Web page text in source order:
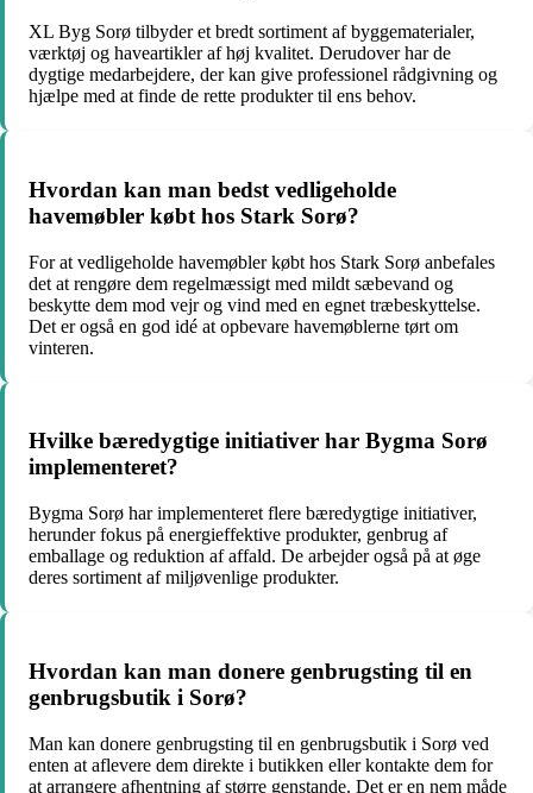
XL Byg Sorø tilbyder et bredt sortiment af byggematerialer,
værktøj og haveartikler af høj kvalitet. Derudover har de
dygtige medarbejdere, der kan give professionel rådgivning og
hjælpe med at finde de rette produkter til ens behov.
Hvordan kan man bedst vedligeholde
havemøbler købt hos Stark Sorø?
For at vedligeholde havemøbler købt hos Stark Sorø anbefales
det at rengøre dem regelmæssigt med mildt sæbevand og
beskytte dem mod vejr og vind med en egnet træbeskyttelse.
Det er også en god idé at opbevare havemøblerne tørt om
vinteren.
Hvilke bæredygtige initiativer har Bygma Sorø
implementeret?
Bygma Sorø har implementeret flere bæredygtige initiativer,
herunder fokus på energieffektive produkter, genbrug af
emballage og reduktion af affald. De arbejder også på at øge
deres sortiment af miljøvenlige produkter.
Hvordan kan man donere genbrugsting til en
genbrugsbutik i Sorø?
Man kan donere genbrugsting til en genbrugsbutik i Sorø ved
enten at aflevere dem direkte i butikken eller kontakte dem for
at arrangere afhentning af større genstande. Det er en nem måde